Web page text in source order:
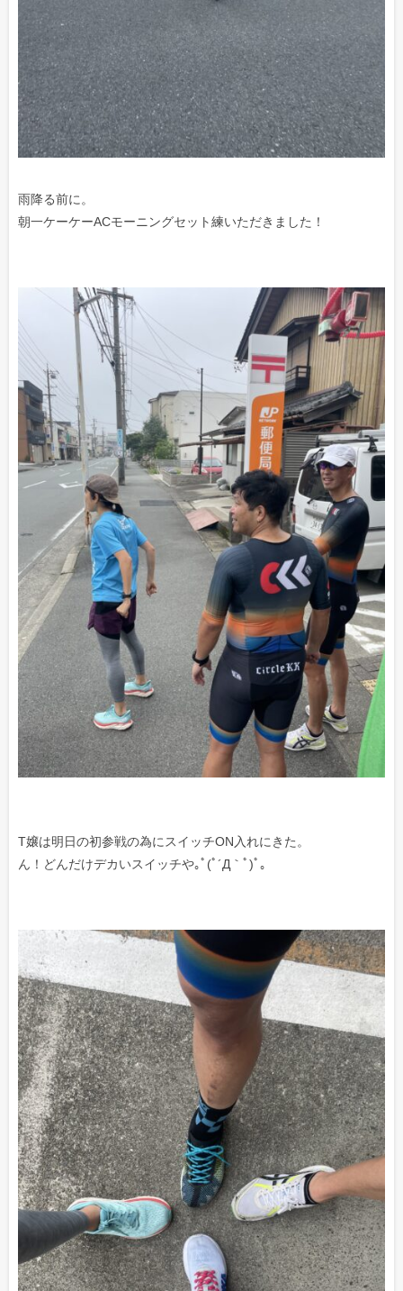
雨降る前に。
朝一ケーケーACモーニングセット練いただきました！
T嬢は明日の初参戦の為にスイッチON入れにきた。
ん！どんだけデカいスイッチや｡ﾟ(ﾟ´Д｀ﾟ)ﾟ｡